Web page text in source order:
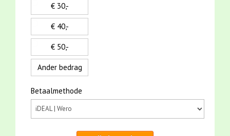
€ 30,-
€ 40,-
€ 50,-
Ander bedrag
Betaalmethode